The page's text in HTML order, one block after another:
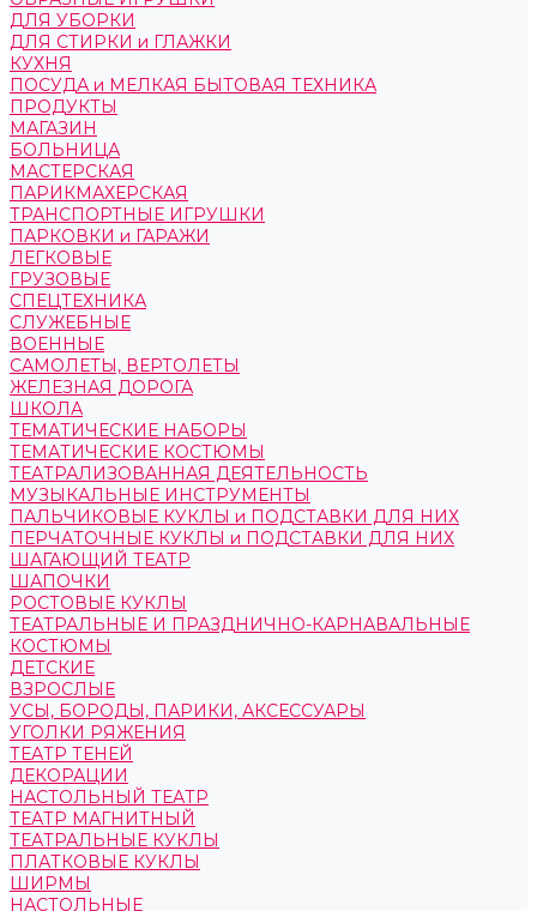
ДЛЯ УБОРКИ
ДЛЯ СТИРКИ и ГЛАЖКИ
КУХНЯ
ПОСУДА и МЕЛКАЯ БЫТОВАЯ ТЕХНИКА
ПРОДУКТЫ
МАГАЗИН
БОЛЬНИЦА
МАСТЕРСКАЯ
ПАРИКМАХЕРСКАЯ
ТРАНСПОРТНЫЕ ИГРУШКИ
ПАРКОВКИ и ГАРАЖИ
ЛЕГКОВЫЕ
ГРУЗОВЫЕ
СПЕЦТЕХНИКА
СЛУЖЕБНЫЕ
ВОЕННЫЕ
САМОЛЕТЫ, ВЕРТОЛЕТЫ
ЖЕЛЕЗНАЯ ДОРОГА
ШКОЛА
ТЕМАТИЧЕСКИЕ НАБОРЫ
ТЕМАТИЧЕСКИЕ КОСТЮМЫ
ТЕАТРАЛИЗОВАННАЯ ДЕЯТЕЛЬНОСТЬ
МУЗЫКАЛЬНЫЕ ИНСТРУМЕНТЫ
ПАЛЬЧИКОВЫЕ КУКЛЫ и ПОДСТАВКИ ДЛЯ НИХ
ПЕРЧАТОЧНЫЕ КУКЛЫ и ПОДСТАВКИ ДЛЯ НИХ
ШАГАЮЩИЙ ТЕАТР
ШАПОЧКИ
РОСТОВЫЕ КУКЛЫ
ТЕАТРАЛЬНЫЕ И ПРАЗДНИЧНО-КАРНАВАЛЬНЫЕ
КОСТЮМЫ
ДЕТСКИЕ
ВЗРОСЛЫЕ
УСЫ, БОРОДЫ, ПАРИКИ, АКСЕССУАРЫ
УГОЛКИ РЯЖЕНИЯ
ТЕАТР ТЕНЕЙ
ДЕКОРАЦИИ
НАСТОЛЬНЫЙ ТЕАТР
ТЕАТР МАГНИТНЫЙ
ТЕАТРАЛЬНЫЕ КУКЛЫ
ПЛАТКОВЫЕ КУКЛЫ
ШИРМЫ
НАСТОЛЬНЫЕ